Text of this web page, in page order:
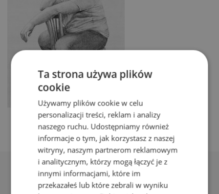
Ta strona używa plików
cookie
Używamy plików cookie w celu
personalizacji treści, reklam i analizy
naszego ruchu. Udostępniamy również
informacje o tym, jak korzystasz z naszej
witryny, naszym partnerom reklamowym
i analitycznym, którzy mogą łączyć je z
innymi informacjami, które im
przekazałeś lub które zebrali w wyniku